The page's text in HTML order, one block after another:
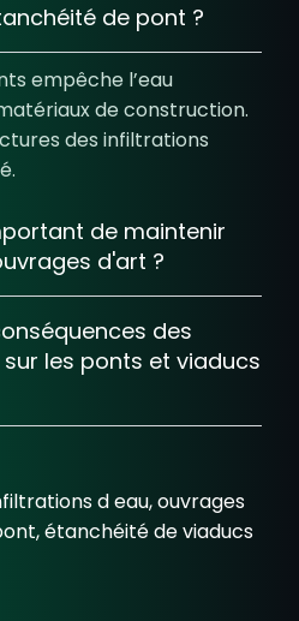
de pont ?
empêche l’eau
de construction.
des infiltrations
de maintenir
d'art ?
des
les ponts et viaducs
d eau, ouvrages
étanchéité de viaducs